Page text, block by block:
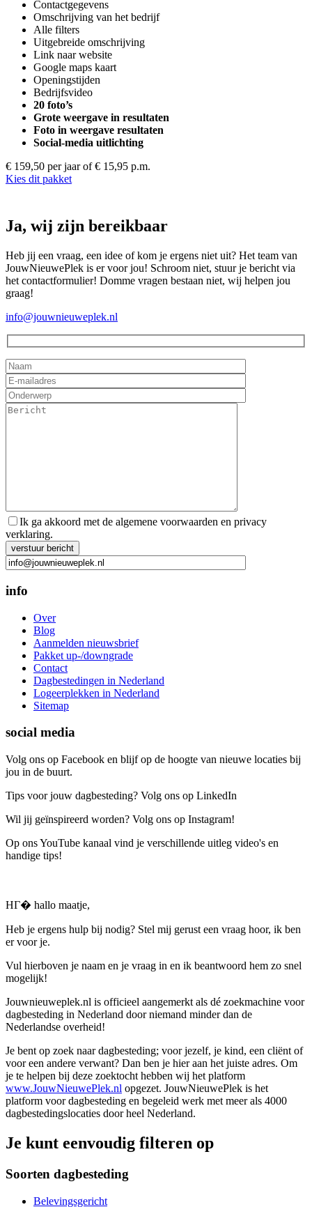
Contactgegevens
Omschrijving van het bedrijf
Alle filters
Uitgebreide omschrijving
Link naar website
Google maps kaart
Openingstijden
Bedrijfsvideo
20 foto’s
Grote weergave in resultaten
Foto in weergave resultaten
Social-media uitlichting
€ 159,50 per jaar of € 15,95 p.m.
Kies dit pakket
Ja, wij zijn bereikbaar
Heb jij een vraag, een idee of kom je ergens niet uit? Het team van
JouwNieuwePlek is er voor jou! Schroom niet, stuur je bericht via
het contactformulier! Domme vragen bestaan niet, wij helpen jou
graag!
info@jouwnieuweplek.nl
Ik ga akkoord met de algemene voorwaarden en privacy
verklaring.
Gelieve dit veld leeg te laten.
info
Over
Blog
Aanmelden nieuwsbrief
Pakket up-/downgrade
Contact
Dagbestedingen in Nederland
Logeerplekken in Nederland
Sitemap
social media
Volg ons op Facebook en blijf op de hoogte van nieuwe locaties bij
jou in de buurt.
Tips voor jouw dagbesteding? Volg ons op LinkedIn
Wil jij geïnspireerd worden? Volg ons op Instagram!
Op ons YouTube kanaal vind je verschillende uitleg video's en
handige tips!
HГ� hallo maatje,
Heb je ergens hulp bij nodig? Stel mij gerust een vraag hoor, ik ben
er voor je.
Vul hierboven je naam en je vraag in en ik beantwoord hem zo snel
mogelijk!
Jouwnieuweplek.nl is officieel aangemerkt als dé zoekmachine voor
dagbesteding in Nederland door niemand minder dan de
Nederlandse overheid!
Je bent op zoek naar dagbesteding; voor jezelf, je kind, een cliënt of
voor een andere verwant? Dan ben je hier aan het juiste adres. Om
je te helpen bij deze zoektocht hebben wij het platform
www.JouwNieuwePlek.nl opgezet. JouwNieuwePlek is het
platform voor dagbesteding en begeleid werk met meer als 4000
dagbestedingslocaties door heel Nederland.
Je kunt eenvoudig filteren op
Soorten dagbesteding
Belevingsgericht